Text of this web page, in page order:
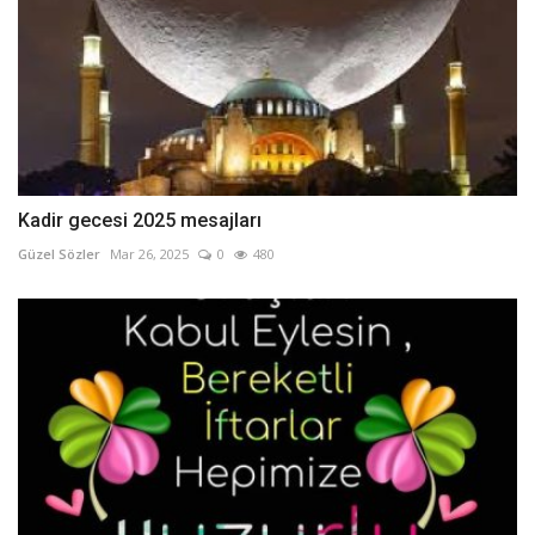
Kadir gecesi 2025 mesajları
Güzel Sözler Mar 26, 2025 0 480